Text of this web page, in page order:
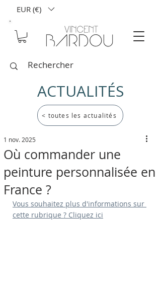
EUR (€)
ACTUALITÉS
< toutes les actualités
Où commander une
peinture personnalisée en
France ?
1 nov. 2025
Vous souhaitez plus d'informations sur
cette rubrique ? Cliquez ici